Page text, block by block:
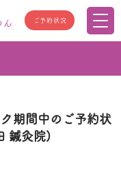
ん ご予約状況
期間中のご予約状
鍼灸院)